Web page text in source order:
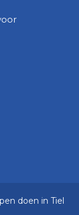
doen in Tiel